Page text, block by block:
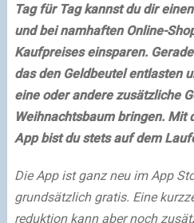
Tag für Tag kannst du dir
und bei namhaften Online-
Kaufpreises einsparen.
das den Geldbeutel entlasten
eine oder andere zusätzliche
Weihnachtsbaum bringen. Mit
App bist du stets auf dem
Die App ist ganz neu im App
grundsätzlich gratis. Eine
reduktion kann aber noch